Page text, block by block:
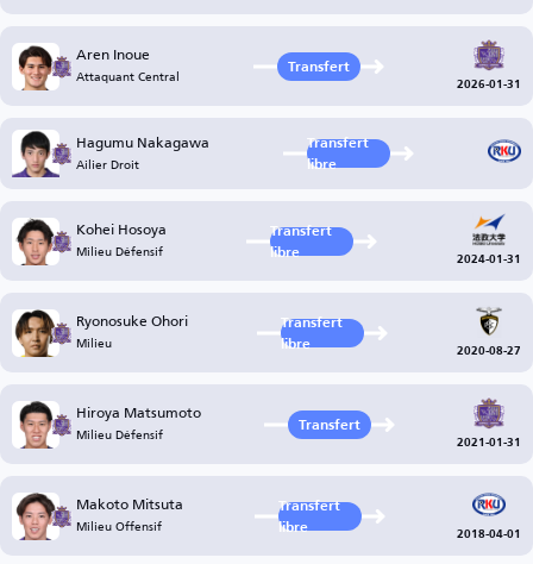
Aren Inoue
Attaquant Central Transfert
2026-01-31
Hagumu Nakagawa
Ailier Droit
Transfert
libre
Kohei Hosoya
Milieu Défensif
Transfert
libre
2024-01-31
Ryonosuke Ohori
Milieu
Transfert
libre
2020-08-27
Hiroya Matsumoto
Milieu Défensif Transfert
2021-01-31
Makoto Mitsuta
Milieu Offensif
Transfert
libre
2018-04-01